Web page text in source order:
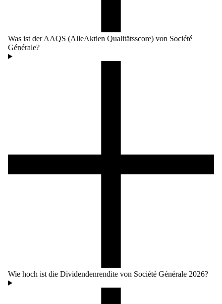
Was ist der AAQS (AlleAktien Qualitätsscore) von Société
Générale?
Wie hoch ist die Dividendenrendite von Société Générale 2026?